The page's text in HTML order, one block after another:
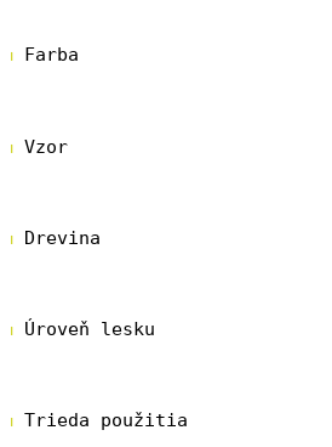
⏐ Farba
⏐ Vzor
⏐ Drevina
⏐ Úroveň lesku
⏐ Trieda použitia